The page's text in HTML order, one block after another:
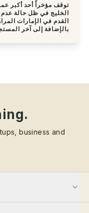
توقف مؤخراً أحد أكبر
الخليج في ظل حالة
القدم في الإمارات
بالإضافة إلى آخر
business and